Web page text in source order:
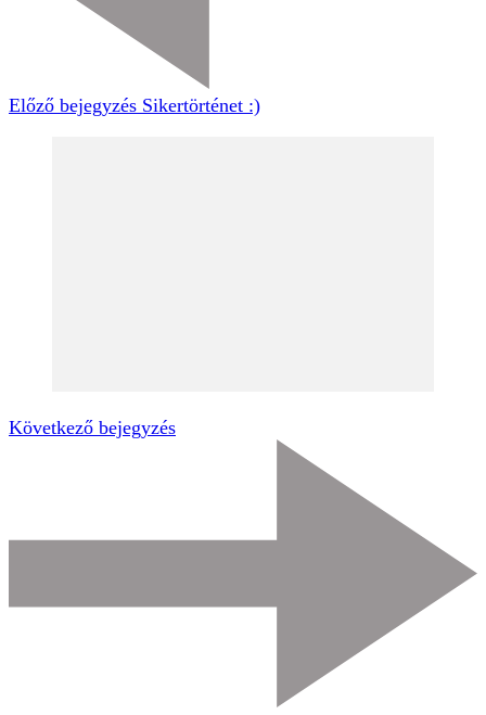
Előző bejegyzés Sikertörténet :)
Következő bejegyzés